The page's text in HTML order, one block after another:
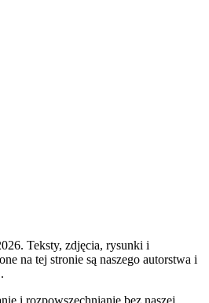
Teksty, zdjęcia, rysunki i
na tej stronie są naszego autorstwa i
i rozpowszechnianie bez naszej